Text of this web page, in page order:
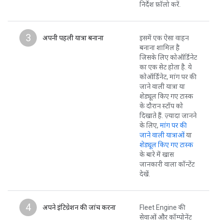
निर्देश फ़ॉलो करें.
3 अपनी पहली यात्रा बनाना
इसमें एक ऐसा वाहन
बनाना शामिल है
जिसके लिए कोऑर्डिनेट
का एक सेट होता है. ये
कोऑर्डिनेट, मांग पर की
जाने वाली यात्रा या
शेड्यूल किए गए टास्क
के दौरान स्टॉप को
दिखाते हैं. ज़्यादा जानने
के लिए, मांग पर की
जाने वाली यात्राओंया
शेड्यूल किए गए टास्क
के बारे में खास
जानकारी वाला कॉन्टेंट
देखें.
4 अपने इंटिग्रेशन की जांच करना
Fleet Engine की
सेवाओं और कॉम्पोनेंट